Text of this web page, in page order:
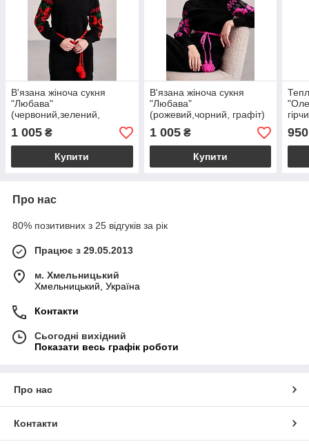
В'язана жіноча сукня
"Любава"
(червоний,зелений,
чорний)
1 005 ₴
Купити
В'язана жіноча сукня
"Любава"
(рожевий,чорний, графіт)
1 005₴
Купити
950
Про нас
80% позитивних з 25 відгуків за рік
Працює з 29.05.2013
м. Хмельницький
Хмельницький, Україна
Контакти
Сьогодні вихідний
Показати весь графік роботи
Про нас
Контакти